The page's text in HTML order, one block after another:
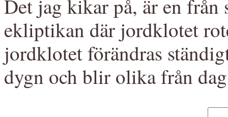
Det jag kikar på, är en från
ekliptikan där jordklotet
jordklotet förändras
dygn och blir olika från